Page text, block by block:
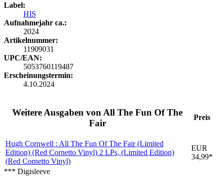
Label:
HIS
Aufnahmejahr ca.:
2024
Artikelnummer:
11909031
UPC/EAN:
5053760119487
Erscheinungstermin:
4.10.2024
Weitere Ausgaben von All The Fun Of The
Fair
Preis
Hugh Cornwell : All The Fun Of The Fair (Limited
Edition) (Red Cornetto Vinyl) 2 LPs, (Limited Edition)
(Red Cornetto Vinyl)
EUR
34,99*
*** Digisleeve